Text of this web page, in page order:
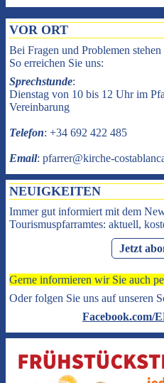
VOR ORT
Bei Fragen und Problemen
So erreichen Sie uns:
Sprechstunde:
Dienstag von 10 bis 12 Uhr im
Vereinbarung
Telefon: +34 692 422 485
Email: pfarrer@kirche-
NEUIGKEITEN
Immer gut informiert mit dem
Tourismuspfarramtes: aktuell,
Jetzt
Gerne informieren wir Sie auch
Oder folgen Sie uns auf unseren
Facebook.com/